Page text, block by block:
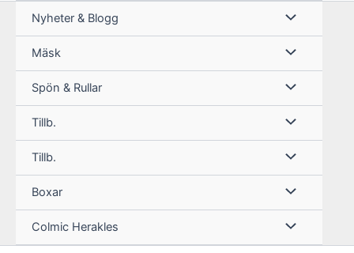
Nyheter & Blogg
Mäsk
Spön & Rullar
Tillb.
Tillb.
Boxar
Colmic Herakles